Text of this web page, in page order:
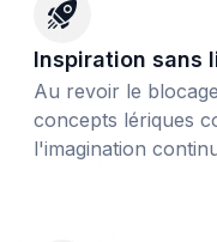
Inspiration sans
Au revoir le
concepts lériques
l'imagination